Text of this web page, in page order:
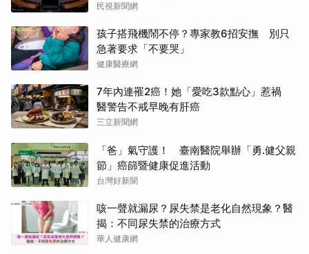
民視新聞網
孩子搭飛機鬧不停？專家教6招安撫 別只
急著要求「不要哭」
健康醫療網
7年內連罹2癌！她「愛吃3款點心」惹禍
醫警告不戒早晚有肝癌
三立新聞網
「爸」氣守護！ 臺南醫院舉辦「勇.健父親
節」癌篩暨健康促進活動
台灣好新聞
咳一聲就漏尿？尿失禁是老化自然現象？醫
揭：不同尿失禁的治療方式
華人健康網